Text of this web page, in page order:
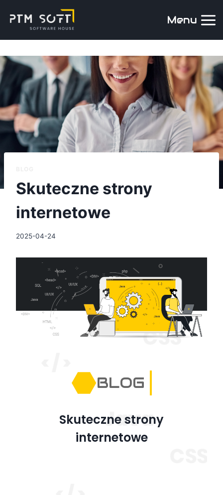
Menu
Skuteczne strony
internetowe
2025-04-24
BLOG
Skuteczne strony
internetowe